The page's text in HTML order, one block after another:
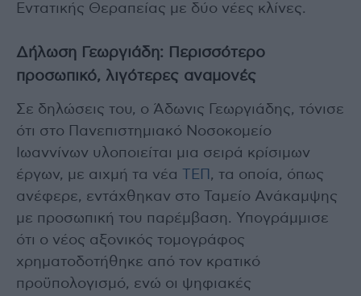
Εντατικής Θεραπείας με δύο νέες κλίνες.
Δήλωση Γεωργιάδη: Περισσότερο
προσωπικό, λιγότερες αναμονές
Σε δηλώσεις του, ο Άδωνις Γεωργιάδης, τόνισε
ότι στο Πανεπιστημιακό Νοσοκομείο
Ιωαννίνων υλοποιείται μια σειρά κρίσιμων
έργων, με αιχμή τα νέα
ΤΕΠ , τα οποία, όπως
ανέφερε, εντάχθηκαν στο Ταμείο Ανάκαμψης
με προσωπική του παρέμβαση. Υπογράμμισε
ότι ο νέος αξονικός τομογράφος
χρηματοδοτήθηκε από τον κρατικό
προϋπολογισμό, ενώ οι ψηφιακές